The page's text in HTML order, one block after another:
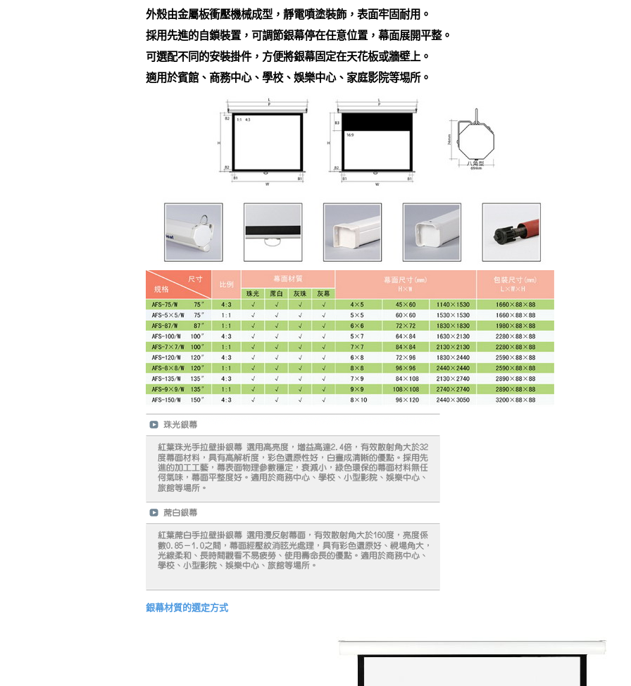
外殼由金屬板衝壓機械成型，靜電噴塗裝飾，表面牢固耐用。
採用先進的自鎖裝置，可調節銀幕停在任意位置，幕面展開平整。
可選配不同的安裝掛件，方便將銀幕固定在天花板或牆壁上。
適用於賓館、商務中心、學校、娛樂中心、家庭影院等埸所。
銀幕材質的選定方式